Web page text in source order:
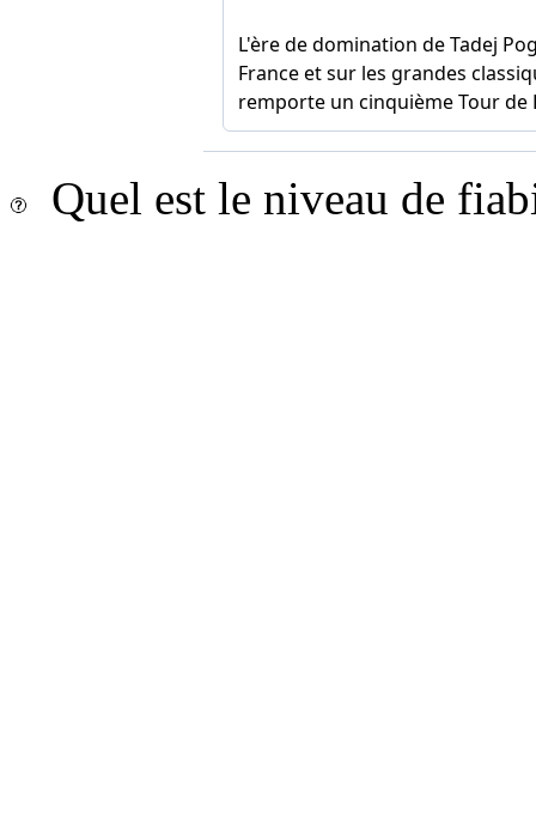
Quel est le niveau de